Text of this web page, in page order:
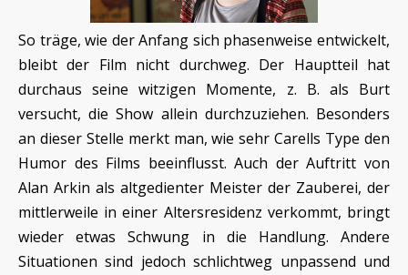
So träge, wie der Anfang sich phasenweise entwickelt,
bleibt der Film nicht durchweg. Der Hauptteil hat
durchaus seine witzigen Momente, z. B. als Burt
versucht, die Show allein durchzuziehen. Besonders
an dieser Stelle merkt man, wie sehr Carells Type den
Humor des Films beeinflusst. Auch der Auftritt von
Alan Arkin als altgedienter Meister der Zauberei, der
mittlerweile in einer Altersresidenz verkommt, bringt
wieder etwas Schwung in die Handlung. Andere
Situationen sind jedoch schlichtweg unpassend und